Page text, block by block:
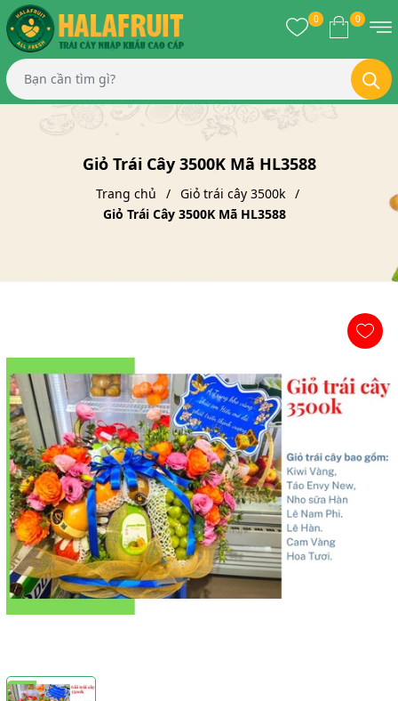
0 0
Giỏ Trái Cây 3500K Mã HL3588
Trang chủ
Giỏ trái cây 3500k
Giỏ Trái Cây 3500K Mã HL3588